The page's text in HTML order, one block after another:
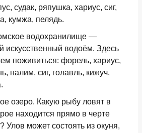
судак, ряпушка, хариус, сиг,
кумжа, пелядь.
водохранилище —
искусственный водоём. Здесь
поживиться: форель, хариус,
налим, сиг, голавль, кижуч,
озеро. Какую рыбу ловят в
находится прямо в черте
Улов может состоять из окуня,